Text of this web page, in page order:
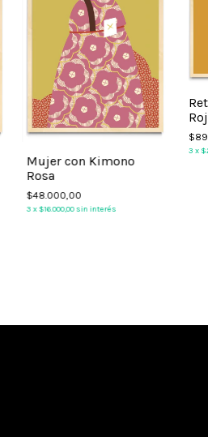
Mujer con Kimono
Rosa
$48.000,00
3 x$16.000,00sin interés
3 x